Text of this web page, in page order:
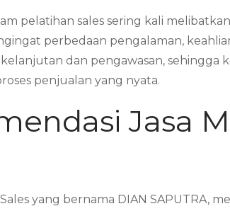
pelatihan sales sering kali
perbedaan pengalaman,
dan pengawasan, sehingga
penjualan yang nyata.
Jasa
yang bernama DIAN SAPUTRA,